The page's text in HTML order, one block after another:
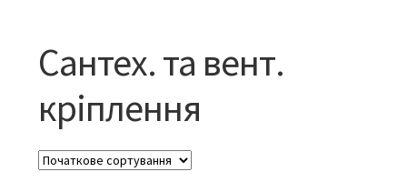
Сантех. та вент.
кріплення